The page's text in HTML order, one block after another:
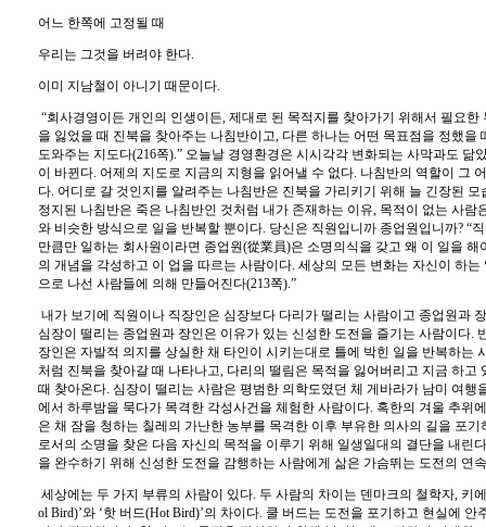
어느 한쪽에 고정될 때
우리는 그것을 버려야 한다.
이미 지남철이 아니기 때문이다.
“회사경영이든 개인의 인생이든, 제대로 된 목적지를 찾아가기 위해서 필요한
을 잃었을 때 진북을 찾아주는 나침반이고, 다른 하나는 어떤 목표점을 정했을
도와주는 지도다(216쪽).” 오늘날 경영환경은 시시각각 변화되는 사막과도 닮
이 바뀐다. 어제의 지도로 지금의 지형을 읽어낼 수 없다. 나침반의 역할이 그
다. 어디로 갈 것인지를 알려주는 나침반은 진북을 가리키기 위해 늘 긴장된 모
정지된 나침반은 죽은 나침반인 것처럼 내가 존재하는 이유, 목적이 없는 사람
와 비슷한 방식으로 일을 반복할 뿐이다. 당신은 직원입니까 종업원입니까? “
만큼만 일하는 회사원이라면 종업원(從業員)은 소명의식을 갖고 왜 이 일을
의 개념을 각성하고 이 업을 따르는 사람이다. 세상의 모든 변화는 자신이 하
으로 나선 사람들에 의해 만들어진다(213쪽).”
내가 보기에 직원이나 직장인은 심장보다 다리가 떨리는 사람이고 종업원과
심장이 떨리는 종업원과 장인은 이유가 있는 신성한 도전을 즐기는 사람이다.
장인은 자발적 의지를 상실한 채 타인이 시키는대로 틀에 박힌 일을 반복하는
처럼 진북을 찾아갈 때 나타나고, 다리의 떨림은 목적을 잃어버리고 지금 하고
때 찾아온다. 심장이 떨리는 사람은 평범한 의학도였던 체 게바라가 남미 여행
에서 하루밤을 묵다가 목격한 각성사건을 체험한 사람이다. 혹한의 겨울 추위
은 채 잠을 청하는 칠레의 가난한 농부를 목격한 이후 부유한 의사의 길을 포
로서의 소명을 찾은 다음 자신의 목적을 이루기 위해 일생일대의 결단을 내린다
을 완수하기 위해 신성한 도전을 감행하는 사람에게 삶은 가슴뛰는 도전의 연
세상에는 두 가지 부류의 사람이 있다. 두 사람의 차이는 덴마크의 철학자, 키
ol Bird)’와 ‘핫 버드(Hot Bird)’의 차이다. 쿨 버드는 도전을 포기하고 현실에 안